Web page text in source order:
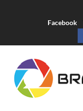
Facebook